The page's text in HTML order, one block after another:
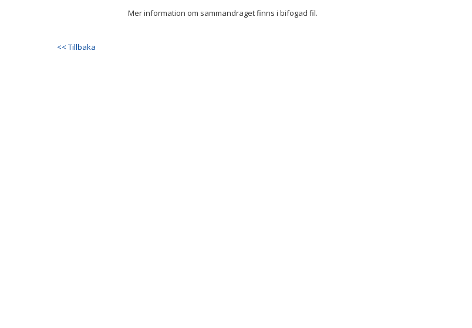
Mer information om sammandraget finns i bifogad fil.
<< Tillbaka